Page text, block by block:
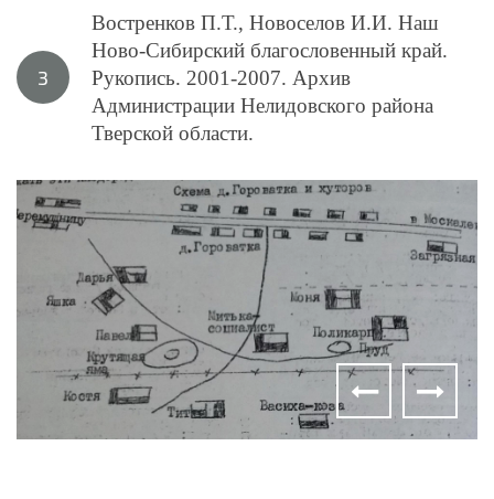
Востренков П.Т., Новоселов И.И. Наш
Ново-Сибирский благословенный край.
Рукопись. 2001-2007. Архив
Администрации Нелидовского района
Тверской области.